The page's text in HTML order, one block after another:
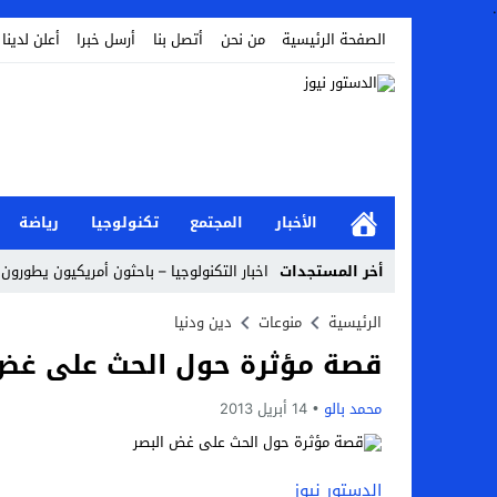
.
الصفحة الرئيسية
من نحن أتصل بنا أرسل خبرا أعلن لدينا
الأخبار المجتمع تكنولوجيا رياضة
أخر المستجدات اخبار التكنولوجيا – باحثون أمريكيون
أخبار الفن – ب الفن – إسعاد يونس: عادل
اراء و اقلام الدستور – بعد ست سنوات من
مال و اعمال – تراجع السندات الخليجية
اخبار العرب – الكويت: وفاة عامل نتيجة
الرئيسية منوعات دين ودنيا
قصة مؤثرة حول الحث على
محمد بالو 14 أبريل 2013
الدستور نيوز